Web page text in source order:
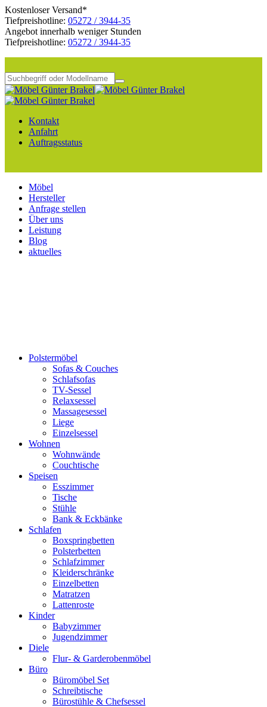
Kostenloser Versand*
Tiefpreishotline: 05272 / 3944-35
Angebot innerhalb weniger Stunden
Tiefpreishotline: 05272 / 3944-35
Kontakt
Anfahrt
Auftragsstatus
Möbel
Hersteller
Anfrage stellen
Über uns
Leistung
Blog
aktuelles
Polstermöbel
Sofas & Couches
Schlafsofas
TV-Sessel
Relaxsessel
Massagesessel
Liege
Einzelsessel
Wohnen
Wohnwände
Couchtische
Speisen
Esszimmer
Tische
Stühle
Bank & Eckbänke
Schlafen
Boxspringbetten
Polsterbetten
Schlafzimmer
Kleiderschränke
Einzelbetten
Matratzen
Lattenroste
Kinder
Babyzimmer
Jugendzimmer
Diele
Flur- & Garderobenmöbel
Büro
Büromöbel Set
Schreibtische
Bürostühle & Chefsessel